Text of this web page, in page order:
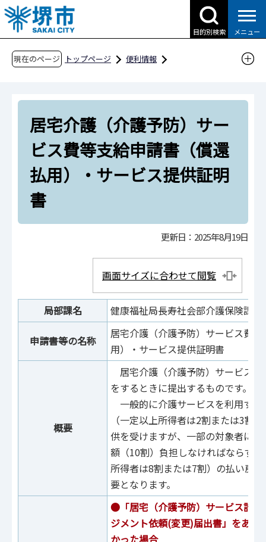
こ
の
ペ
目的別検索 メニュー
現在のページ トップページ
便利情報
申請書ダウンロード（企業の方へ）
目的別検索
健康・福祉
介護
居宅介護（介護予防）サービス費等支給申請書
（償還払用）・サービス提供証明書
居宅介護（介護予防）サー
ビス費等支給申請書（償還
払用）・サービス提供証明
書
更新日：2025年8月19日
画面サイズに合わせて閲覧
局部課名 健康福祉局長寿社会部介護保険課
申請書等の名称
居宅介護（介護予防）サービス費
用）・サービス提供証明書
概要
居宅介護（介護予防）サービス
をするときに提出するものです。
一般的に介護サービスを利用す
（一定以上所得者は2割または3割
供を受けますが、一部の対象者に
額（10割）負担しなければならず
所得者は8割または7割）の払い戻
要となります。
●「居宅（介護予防）サービス計画
ジメント依頼(変更)届出書」をあら
かった場合